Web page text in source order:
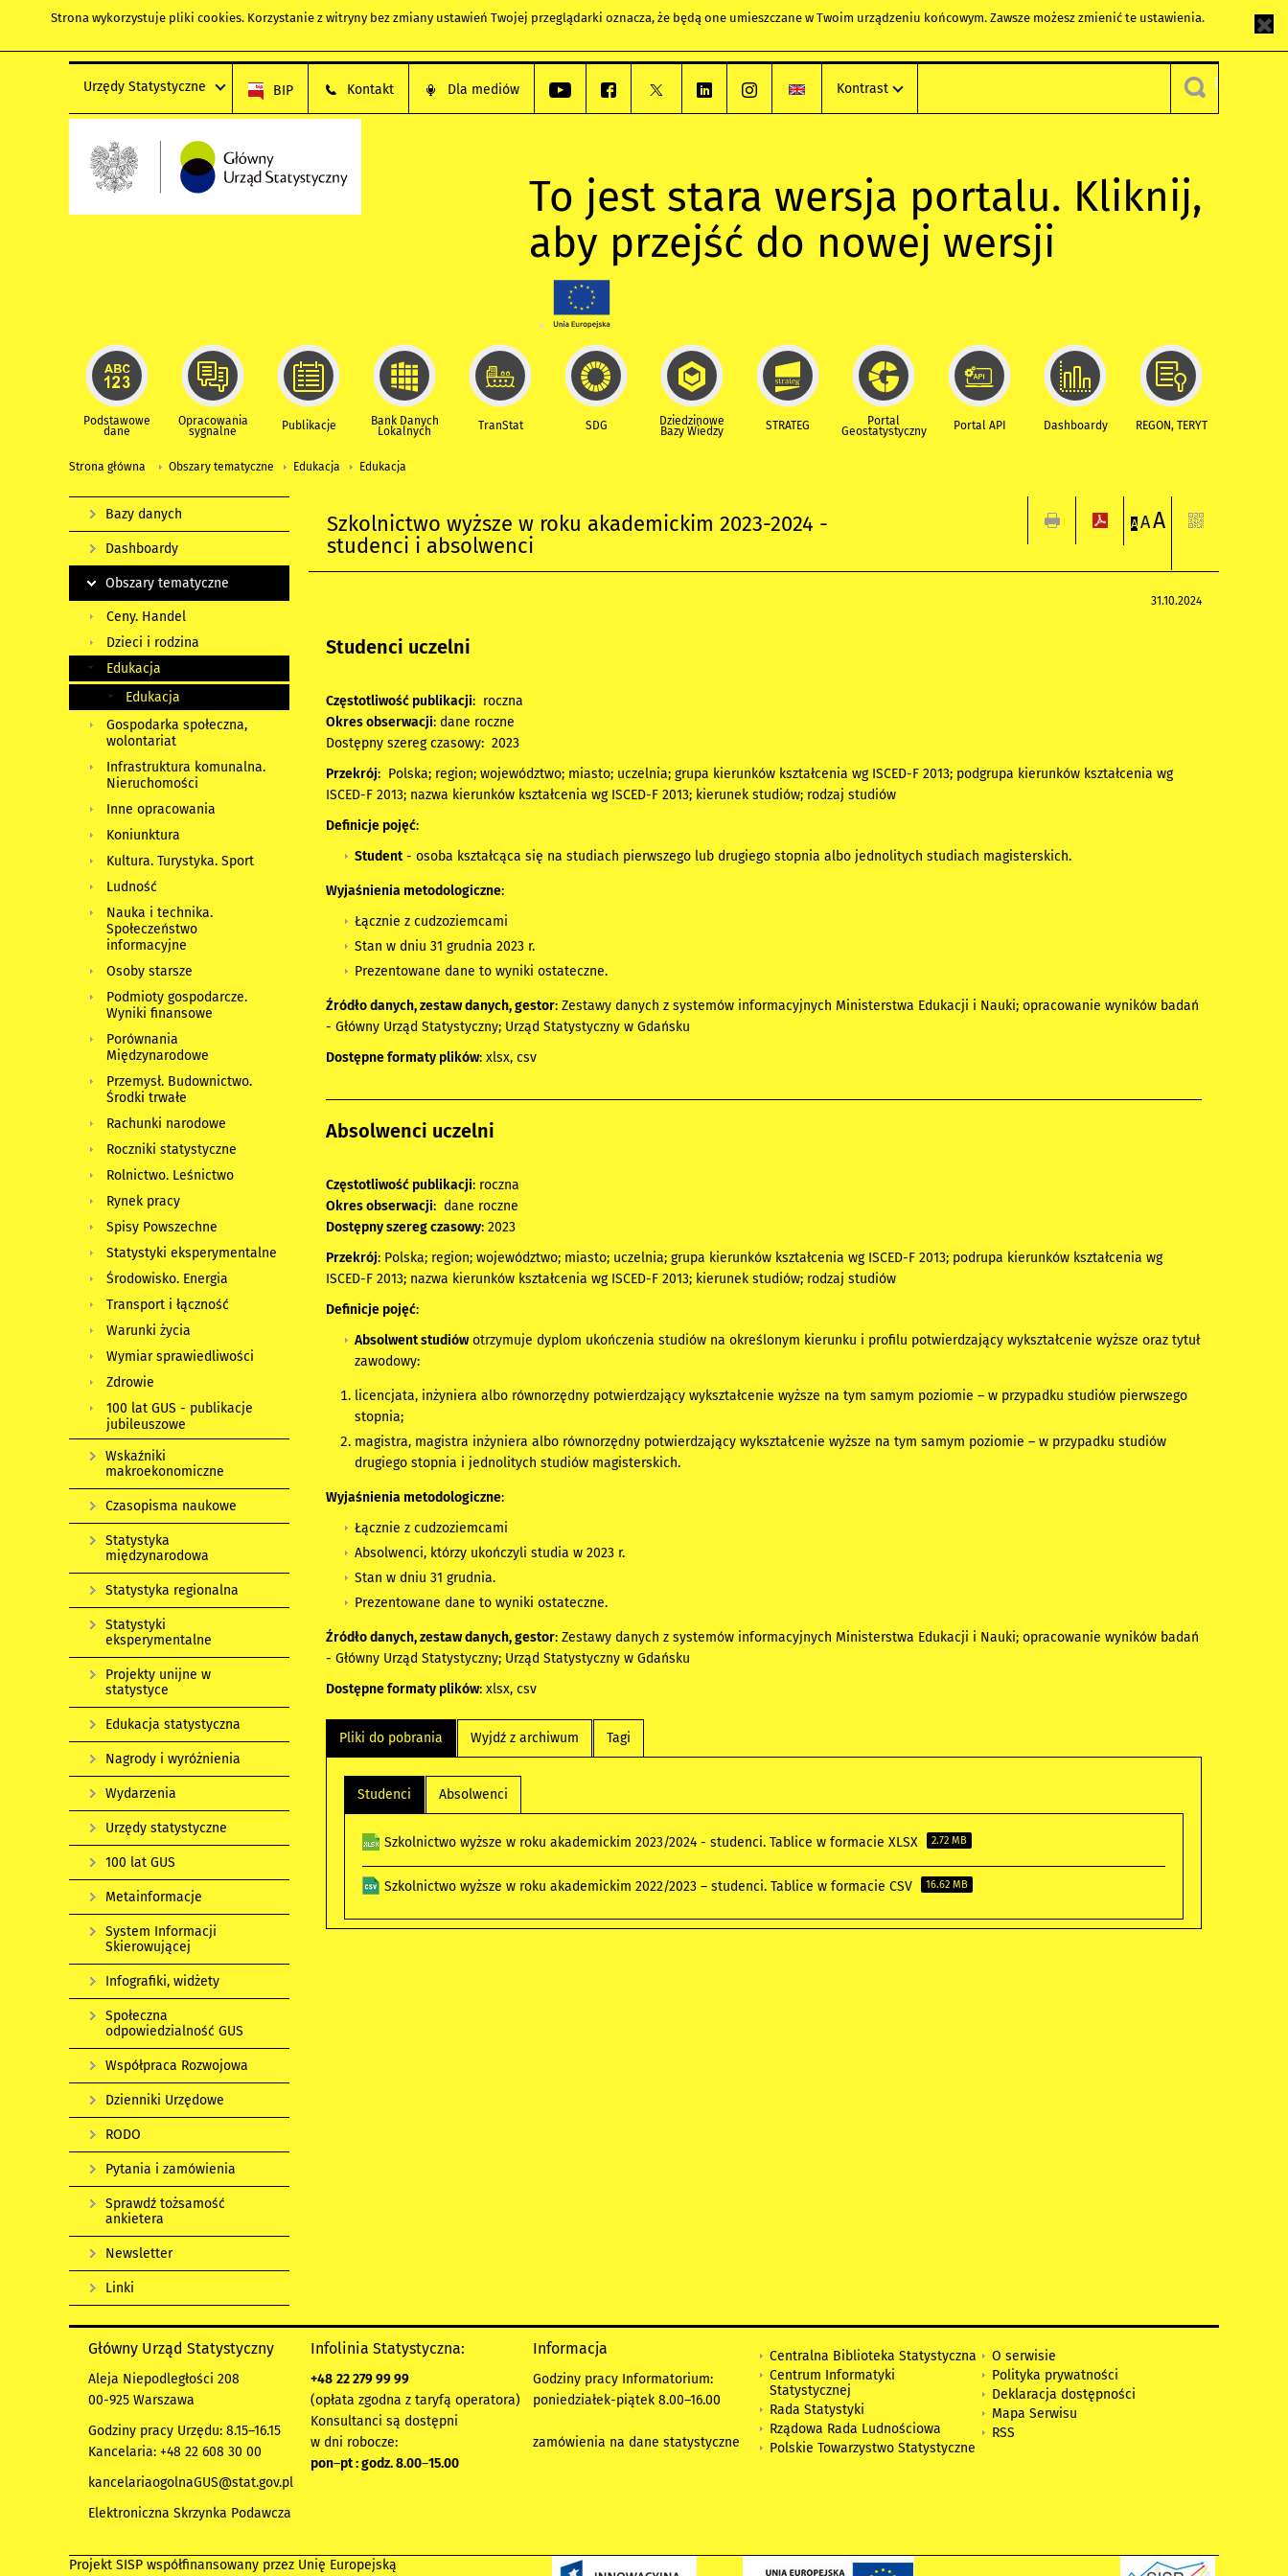
Strona wykorzystuje pliki cookies. Korzystanie z witryny bez zmiany ustawień Twojej przeglądarki oznacza, że będą one umieszczane w Twoim urządzeniu końcowym. Zawsze możesz zmienić te ustawienia.
Urzędy Statystyczne BIP Kontakt Dla mediów Kontrast
To jest stara wersja portalu. Kliknij,
aby przejść do nowej wersji
Podstawowe
dane
Opracowania
sygnalne Publikacje Bank Danych
Lokalnych TranStat SDG Dziedzinowe
Bazy Wiedzy STRATEG Portal
Geostatystyczny Portal API Dashboardy REGON, TERYT
Strona główna Obszary tematyczne Edukacja Edukacja
Szkolnictwo wyższe w roku akademickim 2023-2024 -
studenci i absolwenci
A AA
31.10.2024
Studenci uczelni
Częstotliwość publikacji: roczna
Okres obserwacji: dane roczne
Dostępny szereg czasowy: 2023
Przekrój: Polska; region; województwo; miasto; uczelnia; grupa kierunków kształcenia wg ISCED-F 2013; podgrupa kierunków kształcenia wg
ISCED-F 2013; nazwa kierunków kształcenia wg ISCED-F 2013; kierunek studiów; rodzaj studiów
Definicje pojęć:
Student- osoba kształcąca się na studiach pierwszego lub drugiego stopnia albo jednolitych studiach magisterskich.
Wyjaśnienia metodologiczne:
Łącznie z cudzoziemcami
Stan w dniu 31 grudnia 2023 r.
Prezentowane dane to wyniki ostateczne.
Źródło danych, zestaw danych, gestor: Zestawy danych z systemów informacyjnych Ministerstwa Edukacji i Nauki; opracowanie wyników badań
- Główny Urząd Statystyczny; Urząd Statystyczny w Gdańsku
Dostępne formaty plików: xlsx, csv
Absolwenci uczelni
Częstotliwość publikacji: roczna
Okres obserwacji: dane roczne
Dostępny szereg czasowy: 2023
Przekrój: Polska; region; województwo; miasto; uczelnia; grupa kierunków kształcenia wg ISCED-F 2013; podrupa kierunków kształcenia wg
ISCED-F 2013; nazwa kierunków kształcenia wg ISCED-F 2013; kierunek studiów; rodzaj studiów
Definicje pojęć:
Absolwent studiówotrzymuje dyplom ukończenia studiów na określonym kierunku i profilu potwierdzający wykształcenie wyższe oraz tytuł
zawodowy:
licencjata, inżyniera albo równorzędny potwierdzający wykształcenie wyższe na tym samym poziomie – w przypadku studiów pierwszego
stopnia;
magistra, magistra inżyniera albo równorzędny potwierdzający wykształcenie wyższe na tym samym poziomie – w przypadku studiów
drugiego stopnia i jednolitych studiów magisterskich.
Wyjaśnienia metodologiczne:
Łącznie z cudzoziemcami
Absolwenci, którzy ukończyli studia w 2023 r.
Stan w dniu 31 grudnia.
Prezentowane dane to wyniki ostateczne.
Źródło danych, zestaw danych, gestor: Zestawy danych z systemów informacyjnych Ministerstwa Edukacji i Nauki; opracowanie wyników badań
- Główny Urząd Statystyczny; Urząd Statystyczny w Gdańsku
Dostępne formaty plików: xlsx, csv
Pliki do pobrania Wyjdź z archiwum Tagi
Studenci Absolwenci
Szkolnictwo wyższe w roku akademickim 2023/2024 - studenci. Tablice w formacie XLSX 2.72 MB
Szkolnictwo wyższe w roku akademickim 2022/2023 – studenci. Tablice w formacie CSV 16.62 MB
Bazy danych
Dashboardy
Obszary tematyczne
Ceny. Handel
Dzieci i rodzina
Edukacja
Edukacja
Gospodarka społeczna,
wolontariat
Infrastruktura komunalna.
Nieruchomości
Inne opracowania
Koniunktura
Kultura. Turystyka. Sport
Ludność
Nauka i technika.
Społeczeństwo
informacyjne
Osoby starsze
Podmioty gospodarcze.
Wyniki finansowe
Porównania
Międzynarodowe
Przemysł. Budownictwo.
Środki trwałe
Rachunki narodowe
Roczniki statystyczne
Rolnictwo. Leśnictwo
Rynek pracy
Spisy Powszechne
Statystyki eksperymentalne
Środowisko. Energia
Transport i łączność
Warunki życia
Wymiar sprawiedliwości
Zdrowie
100 lat GUS - publikacje
jubileuszowe
Wskaźniki
makroekonomiczne
Czasopisma naukowe
Statystyka
międzynarodowa
Statystyka regionalna
Statystyki
eksperymentalne
Projekty unijne w
statystyce
Edukacja statystyczna
Nagrody i wyróżnienia
Wydarzenia
Urzędy statystyczne
100 lat GUS
Metainformacje
System Informacji
Skierowującej
Infografiki, widżety
Społeczna
odpowiedzialność GUS
Współpraca Rozwojowa
Dzienniki Urzędowe
RODO
Pytania i zamówienia
Sprawdź tożsamość
ankietera
Newsletter
Linki
Główny Urząd Statystyczny
Aleja Niepodległości 208
00-925 Warszawa
Godziny pracy Urzędu: 8.15–16.15
Kancelaria: +48 22 608 30 00
kancelariaogolnaGUS@stat.gov.pl
Elektroniczna Skrzynka Podawcza
Infolinia Statystyczna:
+48 22 279 99 99
(opłata zgodna z taryfą operatora)
Konsultanci są dostępni
w dni robocze:
pon–pt : godz. 8.00–15.00
Informacja
Godziny pracy Informatorium:
poniedziałek-piątek 8.00–16.00
zamówienia na dane statystyczne
Centralna Biblioteka Statystyczna
Centrum Informatyki
Statystycznej
Rada Statystyki
Rządowa Rada Ludnościowa
Polskie Towarzystwo Statystyczne
O serwisie
Polityka prywatności
Deklaracja dostępności
Mapa Serwisu
RSS
Projekt SISP współfinansowany przez Unię Europejską